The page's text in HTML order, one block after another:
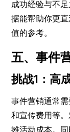
成功经验与不
据能帮助你更
值的参考。
五、事件
挑战1：高
事件营销通常
和宣传费用等
摊活动成本。